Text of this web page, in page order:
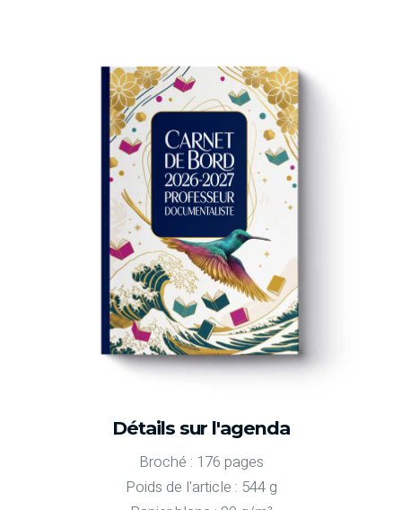
Détails sur l'agenda
Broché : 176 pages
Poids de l'article : 544 g